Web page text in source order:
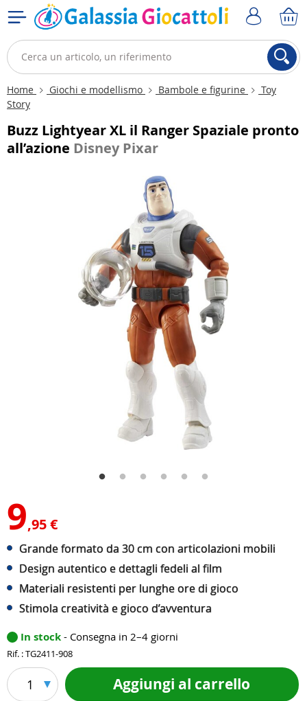
Home Giochi e modellismo Bambole e figurine
Toy
Story
Buzz Lightyear XL il Ranger Spaziale pronto
all’azione Disney Pixar
9,95 €
Grande formato da 30 cm con articolazioni mobili
Design autentico e dettagli fedeli al film
Materiali resistenti per lunghe ore di gioco
Stimola creatività e gioco d’avventura
In stock - Consegna in 2–4 giorni
Rif. : TG2411-908
1 Aggiungi al carrello